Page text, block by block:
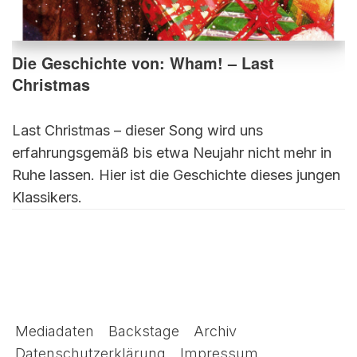
Die Geschichte von: Wham! – Last
Christmas
Last Christmas – dieser Song wird uns
erfahrungsgemäß bis etwa Neujahr nicht mehr in
Ruhe lassen. Hier ist die Geschichte dieses jungen
Klassikers.
Mediadaten Backstage
Archiv
Datenschutzerklärung
Impressum